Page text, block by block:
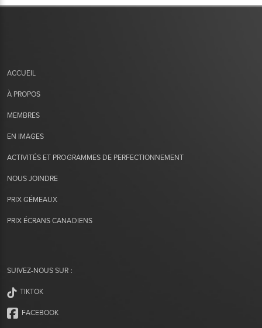
ACCUEIL
À PROPOS
MEMBRES
EN IMAGES
ACTIVITÉS ET PROGRAMMES DE PERFECTIONNEMENT
NOUS JOINDRE
PRIX GÉMEAUX
PRIX ÉCRANS CANADIENS
SUIVEZ-NOUS SUR :
TIKTOK
FACEBOOK